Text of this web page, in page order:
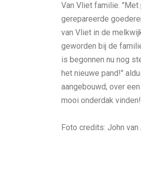
Van Vliet familie.
gerepareerde
van Vliet in de
geworden bij de
is begonnen nu nog
het nieuwe pand!"
aangebouwd; over
mooi onderdak
Foto credits: John